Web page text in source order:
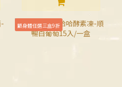
顧身體任選三盒9折